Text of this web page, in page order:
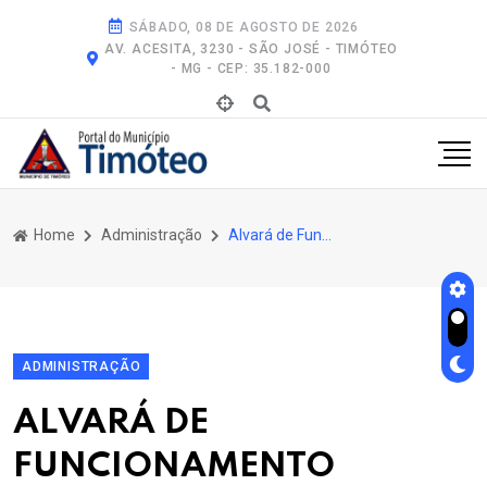
SÁBADO, 08 DE AGOSTO DE 2026
AV. ACESITA, 3230 - SÃO JOSÉ - TIMÓTEO
- MG - CEP: 35.182-000
Home Administração
ADMINISTRAÇÃO
ALVARÁ DE
FUNCIONAMENTO